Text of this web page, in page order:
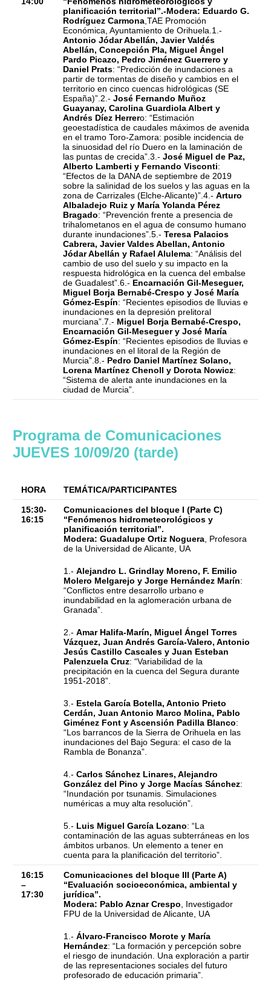
planificación territorial”.-Modera: Eduardo G.
Rodríguez Carmona ,TAE Promoción
Económica, Ayuntamiento de Orihuela.1.-
Antonio Jódar Abellán, Javier Valdés
Abellán, Concepción Pla, Miguel Ángel
Pardo Picazo, Pedro Jiménez Guerrero y
Daniel Prats: “Predicción de inundaciones a
partir de tormentas de diseño y cambios en el
territorio en cinco cuencas hidrológicas (SE
España)”.2.- José Fernando Muñoz
Guayanay, Carolina Guardiola Albert y
Andrés Díez Herrero: “Estimación
geoestadística de caudales máximos de avenida
en el tramo Toro-Zamora: posible incidencia de
la sinuosidad del río Duero en la laminación de
las puntas de crecida”.3.- José Miguel de Paz,
Alberto Lamberti y Fernando Visconti:
“Efectos de la DANA de septiembre de 2019
sobre la salinidad de los suelos y las aguas en la
zona de Carrizales (Elche-Alicante)”.4.- Arturo
Albaladejo Ruiz y María Yolanda Pérez
Bragado: “Prevención frente a presencia de
trihalometanos en el agua de consumo humano
durante inundaciones”.5.- Teresa Palacios
Cabrera, Javier Valdes Abellan, Antonio
Jódar Abellán y Rafael Alulema: “Análisis del
cambio de uso del suelo y su impacto en la
respuesta hidrológica en la cuenca del embalse
de Guadalest”.6.- Encarnación Gil-Meseguer,
Miguel Borja Bernabé-Crespo y José María
Gómez-Espín: “Recientes episodios de lluvias e
inundaciones en la depresión prelitoral
murciana”.7.- Miguel Borja Bernabé-Crespo,
Encarnación Gil-Meseguer y José María
Gómez-Espín: “Recientes episodios de lluvias e
inundaciones en el litoral de la Región de
Murcia”.8.- Pedro Daniel Martínez Solano,
Lorena Martínez Chenoll y Dorota Nowicz:
“Sistema de alerta ante inundaciones en la
ciudad de Murcia”.
Programa de Comunicaciones
JUEVES 10/09/20 (tarde)
HORA TEMÁTICA/PARTICIPANTES
15:30-
16:15
Comunicaciones del bloque I (Parte C)
“Fenómenos hidrometeorológicos y
planificación territorial”.
Modera: Guadalupe Ortiz Noguera, Profesora
de la Universidad de Alicante, UA
1.- Alejandro L. Grindlay Moreno, F. Emilio
Molero Melgarejo y Jorge Hernández Marín:
“Conflictos entre desarrollo urbano e
inundabilidad en la aglomeración urbana de
Granada”.
2.- Amar Halifa-Marín, Miguel Ángel Torres
Vázquez, Juan Andrés García-Valero, Antonio
Jesús Castillo Cascales y Juan Esteban
Palenzuela Cruz: “Variabilidad de la
precipitación en la cuenca del Segura durante
1951-2018”.
3.- Estela García Botella, Antonio Prieto
Cerdán, Juan Antonio Marco Molina, Pablo
Giménez Font y Ascensión Padilla Blanco:
“Los barrancos de la Sierra de Orihuela en las
inundaciones del Bajo Segura: el caso de la
Rambla de Bonanza”.
4.- Carlos Sánchez Linares, Alejandro
González del Pino y Jorge Macías Sánchez:
“Inundación por tsunamis. Simulaciones
numéricas a muy alta resolución”.
5.- Luis Miguel García Lozano: “La
contaminación de las aguas subterráneas en los
ámbitos urbanos. Un elemento a tener en
cuenta para la planificación del territorio”.
16:15
–
17:30
Comunicaciones del bloque III (Parte A)
“Evaluación socioeconómica, ambiental y
jurídica”.
Modera: Pablo Aznar Crespo, Investigador
FPU de la Universidad de Alicante, UA
1.- Álvaro-Francisco Morote y María
Hernández: “La formación y percepción sobre
el riesgo de inundación. Una exploración a partir
de las representaciones sociales del futuro
profesorado de educación primaria”.